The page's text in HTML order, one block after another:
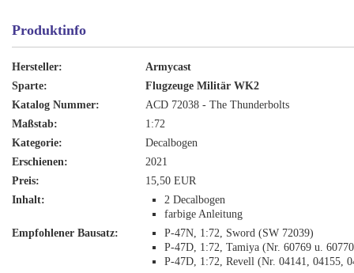
Produktinfo
Hersteller:
Armycast
Sparte:
Flugzeuge Militär WK2
Katalog Nummer:
ACD 72038 - The Thunderbolts
Maßstab:
1:72
Kategorie:
Decalbogen
Erschienen:
2021
Preis:
15,50 EUR
Inhalt:
2 Decalbogen
farbige Anleitung
Empfohlener Bausatz:
P-47N, 1:72, Sword (SW 72039)
P-47D, 1:72, Tamiya (Nr. 60769 u.
P-47D, 1:72, Revell (Nr. 04141, 04155,